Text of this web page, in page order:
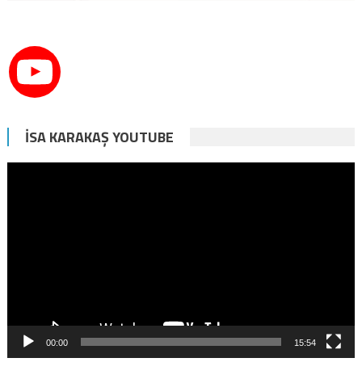
İSA KARAKAŞ YOUTUBE
00:00 15:54